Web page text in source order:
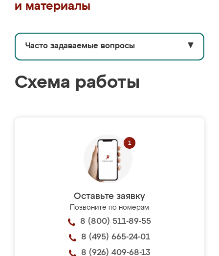
и материалы
Часто задаваемые вопросы ▼
Схема работы
Оставьте заявку
Позвоните по номерам
8 (800) 511-89-55
8 (495) 665-24-01
8 (926) 409-68-13